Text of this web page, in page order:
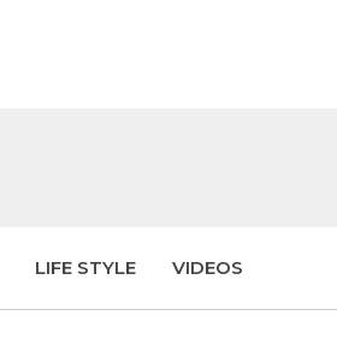
LIFE STYLE VIDEOS